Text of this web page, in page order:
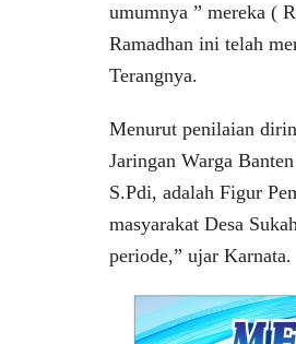
umumnya ” mereka (
Ramadhan ini telah
Terangnya.
Menurut penilaian
Jaringan Warga
S.Pdi, adalah Figur
masyarakat Desa
periode,” ujar Karnata.